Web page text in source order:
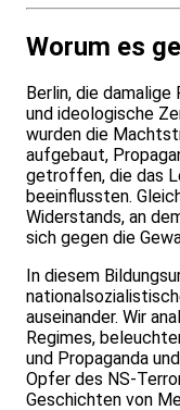
Worum es
Berlin, die
und ideologische
wurden die
aufgebaut,
getroffen, die das
beeinflussten.
Widerstands, an
sich gegen die
In diesem
auseinander. Wir
Regimes,
und Propaganda
Opfer des NS-
Geschichten von